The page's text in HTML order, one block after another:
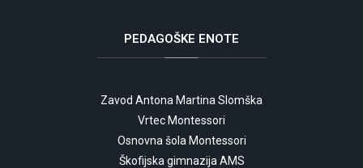
PEDAGOŠKE ENOTE
Zavod Antona Martina Slomška
Vrtec Montessori
Osnovna šola Montessori
Škofijska gimnazija AMS